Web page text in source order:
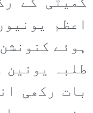
اعظم
ہوئے
طلبہ
بات رکھی